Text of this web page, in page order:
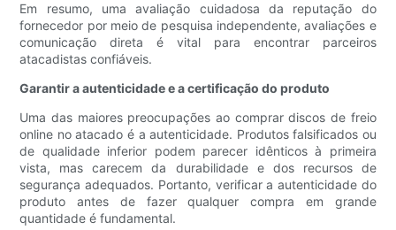
Em resumo, uma avaliação cuidadosa da reputação do
fornecedor por meio de pesquisa independente, avaliações e
comunicação direta é vital para encontrar parceiros
atacadistas confiáveis.
Garantir a autenticidade e a certificação do produto
Uma das maiores preocupações ao comprar discos de freio
online no atacado é a autenticidade. Produtos falsificados ou
de qualidade inferior podem parecer idênticos à primeira
vista, mas carecem da durabilidade e dos recursos de
segurança adequados. Portanto, verificar a autenticidade do
produto antes de fazer qualquer compra em grande
quantidade é fundamental.